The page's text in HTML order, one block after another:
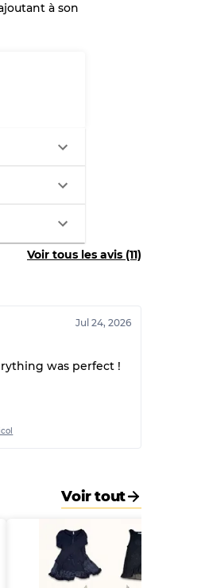
à son
Voir tous les avis (11)
Jul 24, 2026
was perfect !
Voir tout